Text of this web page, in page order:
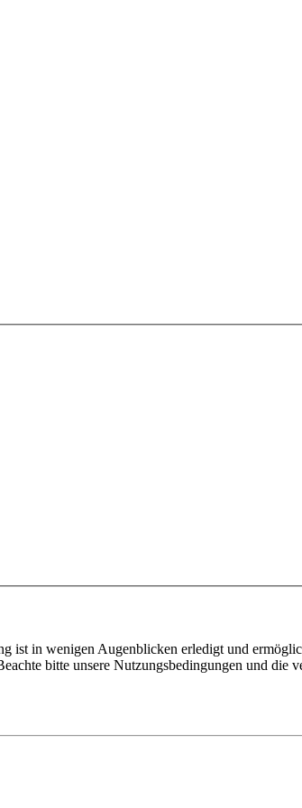
ist in wenigen Augenblicken erledigt und
bitte unsere Nutzungsbedingungen und die